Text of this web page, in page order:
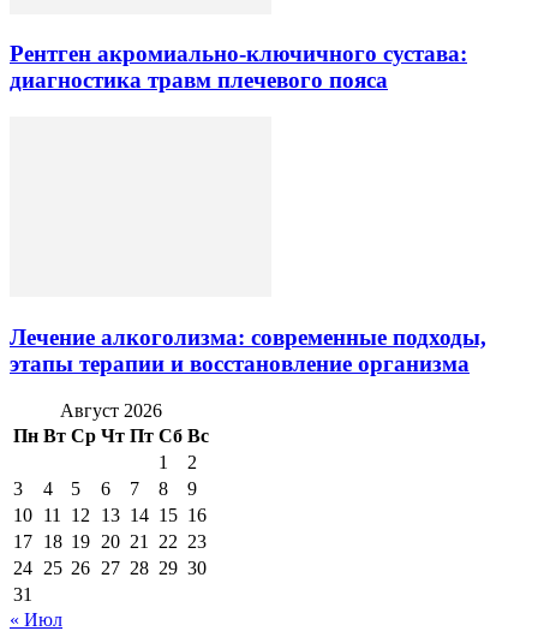
Рентген акромиально-ключичного сустава:
диагностика травм плечевого пояса
Лечение алкоголизма: современные подходы,
этапы терапии и восстановление организма
Август 2026
Пн Вт Ср Чт Пт Сб Вс
1
2
3
4 5 6 7 8
9
10 11 12 13 14 15 16
17 18 19 20 21 22 23
24 25 26 27 28 29 30
31
« Июл